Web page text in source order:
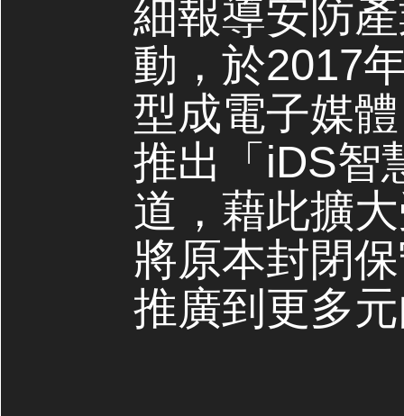
細報導安防
動，於2017
型成電子媒
推出「iDS智
道，藉此擴
將原本封閉
推廣到更多